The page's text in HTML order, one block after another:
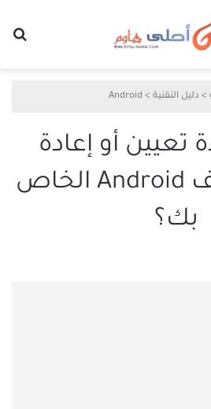
> دليل التقنية >
Android
تعيين أو إعادة
تشغيل هاتف Android الخاص
بك؟